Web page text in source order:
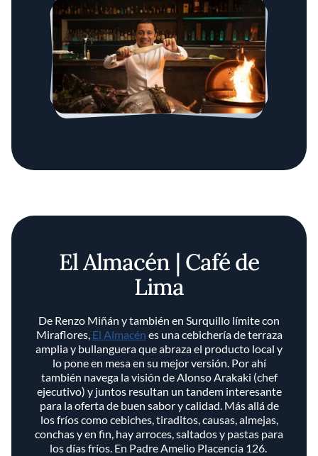
El Almacén | Café de
Lima
De Renzo Miñán y también en Surquillo límite con
Miraflores, El Almacén es una cebichería de terraza
amplia y bullanguera que abraza el producto local y
lo pone en mesa en su mejor versión. Por ahí
también navega la visión de Alonso Arakaki (chef
ejecutivo) y juntos resultan un tandem interesante
para la oferta de buen sabor y calidad. Más allá de
los fríos como cebiches, tiraditos, causas, almejas,
conchas y en fin, hay arroces, saltados y pastas para
los días fríos. En Padre Amelio Placencia 126.